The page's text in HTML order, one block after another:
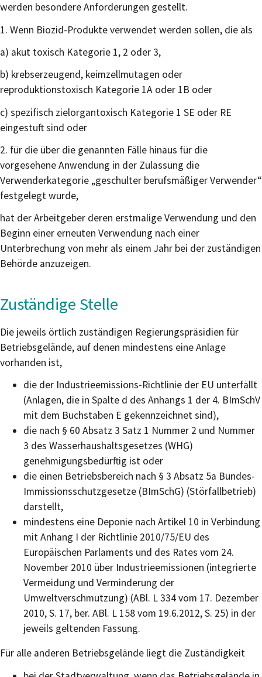
werden besondere Anforderungen gestellt.
1. Wenn Biozid-Produkte verwendet werden sollen, die als
a) akut toxisch Kategorie 1, 2 oder 3,
b) krebserzeugend, keimzellmutagen oder
reproduktionstoxisch Kategorie 1A oder 1B oder
c) spezifisch zielorgantoxisch Kategorie 1 SE oder RE
eingestuft sind oder
2. für die über die genannten Fälle hinaus für die
vorgesehene Anwendung in der Zulassung die
Verwenderkategorie „geschulter berufsmäßiger Verwender“
festgelegt wurde,
hat der Arbeitgeber deren erstmalige Verwendung und den
Beginn einer erneuten Verwendung nach einer
Unterbrechung von mehr als einem Jahr bei der zuständigen
Behörde anzuzeigen.
Zuständige Stelle
Die jeweils örtlich zuständigen Regierungspräsidien für
Betriebsgelände, auf denen mindestens eine Anlage
vorhanden ist,
die der Industrieemissions-Richtlinie der EU unterfällt
(Anlagen, die in Spalte d des Anhangs 1 der 4. BImSchV
mit dem Buchstaben E gekennzeichnet sind),
die nach § 60 Absatz 3 Satz 1 Nummer 2 und Nummer
3 des Wasserhaushaltsgesetzes (WHG)
genehmigungsbedürftig ist oder
die einen Betriebsbereich nach § 3 Absatz 5a Bundes-
Immissionsschutzgesetze (BImSchG) (Störfallbetrieb)
darstellt,
mindestens eine Deponie nach Artikel 10 in Verbindung
mit Anhang I der Richtlinie 2010/75/EU des
Europäischen Parlaments und des Rates vom 24.
November 2010 über Industrieemissionen (integrierte
Vermeidung und Verminderung der
Umweltverschmutzung) (ABl. L 334 vom 17. Dezember
2010, S. 17, ber. ABl. L 158 vom 19.6.2012, S. 25) in der
jeweils geltenden Fassung.
Für alle anderen Betriebsgelände liegt die Zuständigkeit